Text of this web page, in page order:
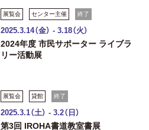
展覧会 センター主催 終了
2025.3.14（金） - 3.18（火）
2024年度 市民サポーター ライブラ
リー活動展
展覧会 貸館 終了
2025.3.1（土） - 3.2（日）
第3回 IROHA書道教室書展